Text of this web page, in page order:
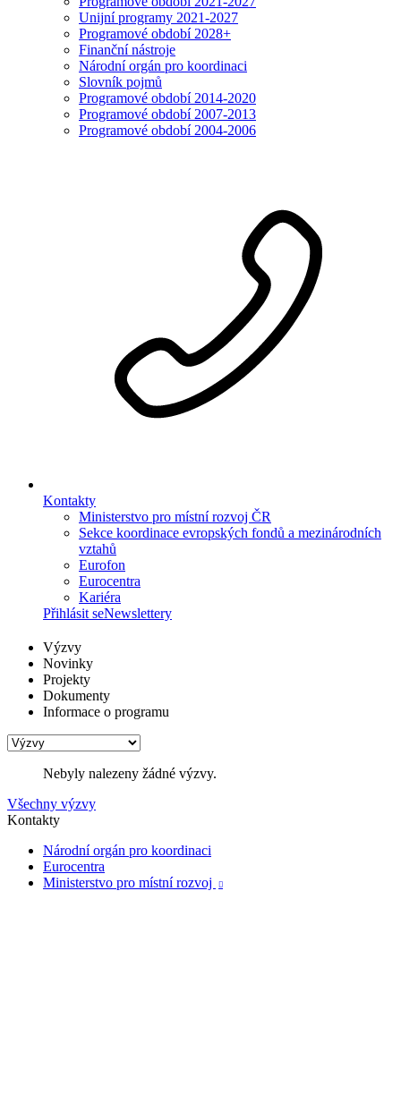
Unijní programy 2021-2027
Programové období 2028+
Finanční nástroje
Národní orgán pro koordinaci
Slovník pojmů
Programové období 2014-2020
Programové období 2007-2013
Programové období 2004-2006
Kontakty
Ministerstvo pro místní rozvoj ČR
Sekce koordinace evropských fondů a mezinárodních
vztahů
Eurofon
Eurocentra
Kariéra
Přihlásit seNewslettery
Výzvy
Novinky
Projekty
Dokumenty
Informace o programu
Nebyly nalezeny žádné výzvy.
Všechny výzvy
Kontakty
Národní orgán pro koordinaci
Eurocentra
Ministerstvo pro místní rozvoj
